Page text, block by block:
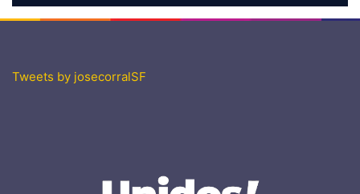
Tweets by josecorralSF